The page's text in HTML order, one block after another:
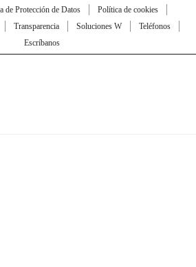
de Protección de Datos
Política de cookies
Transparencia Soluciones W
Teléfonos
Escríbanos